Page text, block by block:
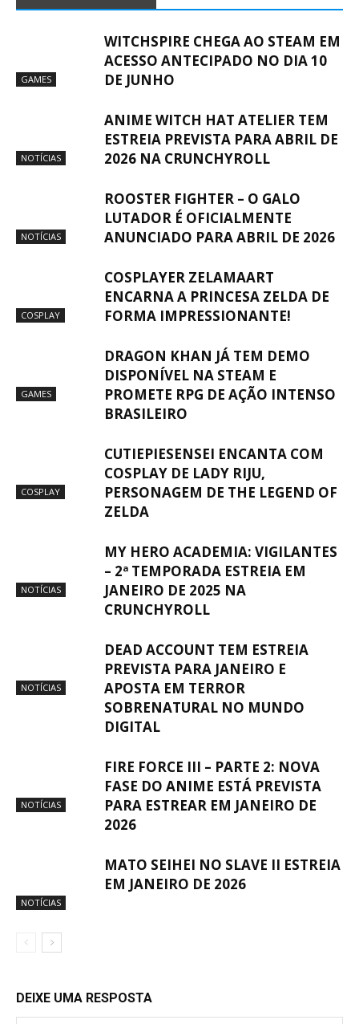
GAMES
WITCHSPIRE CHEGA AO STEAM EM
ACESSO ANTECIPADO NO DIA 10
DE JUNHO
NOTÍCIAS
ANIME WITCH HAT ATELIER TEM
ESTREIA PREVISTA PARA ABRIL DE
2026 NA CRUNCHYROLL
NOTÍCIAS
ROOSTER FIGHTER – O GALO
LUTADOR É OFICIALMENTE
ANUNCIADO PARA ABRIL DE 2026
COSPLAY
COSPLAYER ZELAMAART
ENCARNA A PRINCESA ZELDA DE
FORMA IMPRESSIONANTE!
GAMES
DRAGON KHAN JÁ TEM DEMO
DISPONÍVEL NA STEAM E
PROMETE RPG DE AÇÃO INTENSO
BRASILEIRO
COSPLAY
CUTIEPIESENSEI ENCANTA COM
COSPLAY DE LADY RIJU,
PERSONAGEM DE THE LEGEND OF
ZELDA
NOTÍCIAS
MY HERO ACADEMIA: VIGILANTES
– 2ª TEMPORADA ESTREIA EM
JANEIRO DE 2025 NA
CRUNCHYROLL
NOTÍCIAS
DEAD ACCOUNT TEM ESTREIA
PREVISTA PARA JANEIRO E
APOSTA EM TERROR
SOBRENATURAL NO MUNDO
DIGITAL
NOTÍCIAS
FIRE FORCE III – PARTE 2: NOVA
FASE DO ANIME ESTÁ PREVISTA
PARA ESTREAR EM JANEIRO DE
2026
NOTÍCIAS
MATO SEIHEI NO SLAVE II ESTREIA
EM JANEIRO DE 2026
DEIXE UMA RESPOSTA